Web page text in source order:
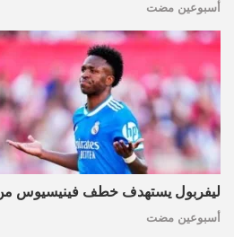
أسبوعين مضت
ليفربول يستهدف خطف فينيسيوس من
أسبوعين مضت